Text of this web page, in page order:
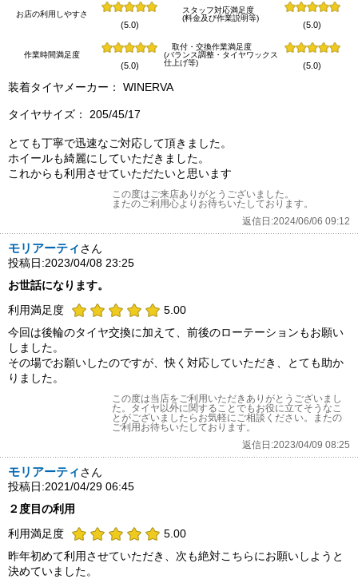
お店の利用しやすさ
(5.0)
スタッフ対応満足度
(料金及び作業説明等)
(5.0)
作業時間満足度
(5.0)
取付・交換作業満足度
(バランス調整・タイヤワックス
仕上げ等)
(5.0)
装着タイヤメーカー： WINERVA
タイヤサイズ： 205/45/17
とても丁寧で迅速なご対応して頂きました。
ホイールも綺麗にしていただきました。
これからも利用させていただたいと思います
この度はご来店ありがとうございました。
またのご利用心よりお待ちいたしております。
返信日:2024/06/06 09:12
モリアーティさん
投稿日:2023/04/08 23:25
お世話になります。
利用満足度
5.00
今回は後輪のタイヤ交換に加えて、前後のローテーションもお願い
しました。
その場でお願いしたのですが、快く対応していただき、とても助か
りました。
この度は当店をご利用いただきありがとうございまし
た。タイヤ以外に関することでもお役に立てそうなこ
とがございましたらお気軽にご相談ください。またの
ご利用お待ちいたしております。
返信日:2023/04/09 08:25
モリアーティさん
投稿日:2021/04/29 06:45
２度目の利用
利用満足度
5.00
昨年初めて利用させていただき、次も絶対こちらにお願いしようと
決めていました。